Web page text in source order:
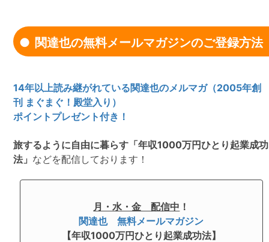
関達也の無料メールマガジンのご登録方法
14年以上読み継がれている関達也のメルマガ（2005年創
刊 まぐまぐ！殿堂入り）
ポイントプレゼント付き！
旅するように自由に暮らす「年収1000万円ひとり起業成功
法」 などを配信しております！
月・水・金 配信中 ！
関達也 無料メールマガジン
【年収1000万円ひとり起業成功法】